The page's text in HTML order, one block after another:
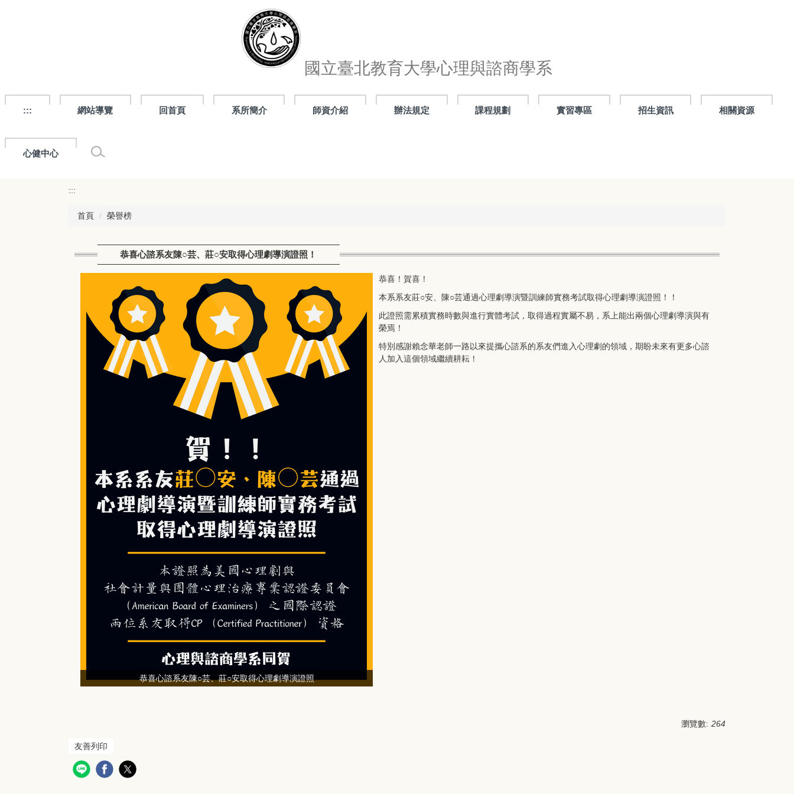
國立臺北教育大學心理與諮商學系
::: 網站導覽 回首頁 系所簡介 師資介紹 辦法規定 課程規劃 實習專區 招生資訊 相關資源
心健中心
:::
首頁 榮譽榜
恭喜心諮系友陳○芸、莊○安取得心理劇導演證照！
恭喜心諮系友陳○芸、莊○安取得心理劇導演證照
恭喜！賀喜！
本系系友莊○安、陳○芸通過心理劇導演暨訓練師實務考試取得心理劇導演證照！！
此證照需累積實務時數與進行實體考試，取得過程實屬不易，系上能出兩個心理劇導演與有
榮焉！
特別感謝賴念華老師一路以來提攜心諮系的系友們進入心理劇的領域，期盼未來有更多心諮
人加入這個領域繼續耕耘！
瀏覽數: 264
友善列印